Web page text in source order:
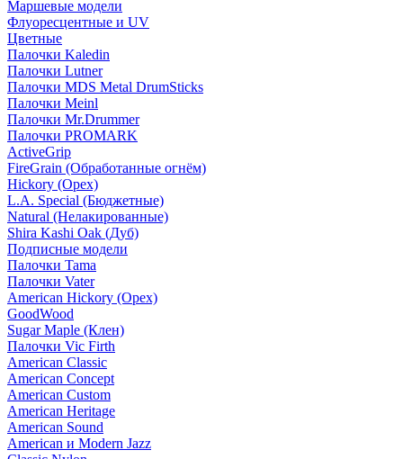
Маршевые модели
Флуоресцентные и UV
Цветные
Палочки Kaledin
Палочки Lutner
Палочки MDS Metal DrumSticks
Палочки Meinl
Палочки Mr.Drummer
Палочки PROMARK
ActiveGrip
FireGrain (Обработанные огнём)
Hickory (Орех)
L.A. Special (Бюджетные)
Natural (Нелакированные)
Shira Kashi Oak (Дуб)
Подписные модели
Палочки Tama
Палочки Vater
American Hickory (Орех)
GoodWood
Sugar Maple (Клен)
Палочки Vic Firth
American Classic
American Concept
American Custom
American Heritage
American Sound
American и Modern Jazz